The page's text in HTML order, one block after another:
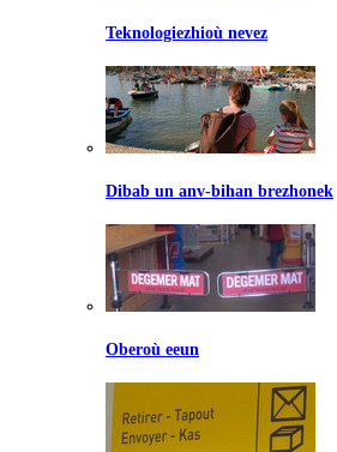
Teknologiezhioù nevez
Dibab un anv-bihan brezhonek
Oberoù eeun